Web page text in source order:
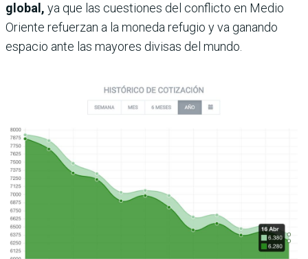
global, ya que las cuestiones del conflicto en Medio
Oriente refuerzan a la moneda refugio y va ganando
espacio ante las mayores divisas del mundo.